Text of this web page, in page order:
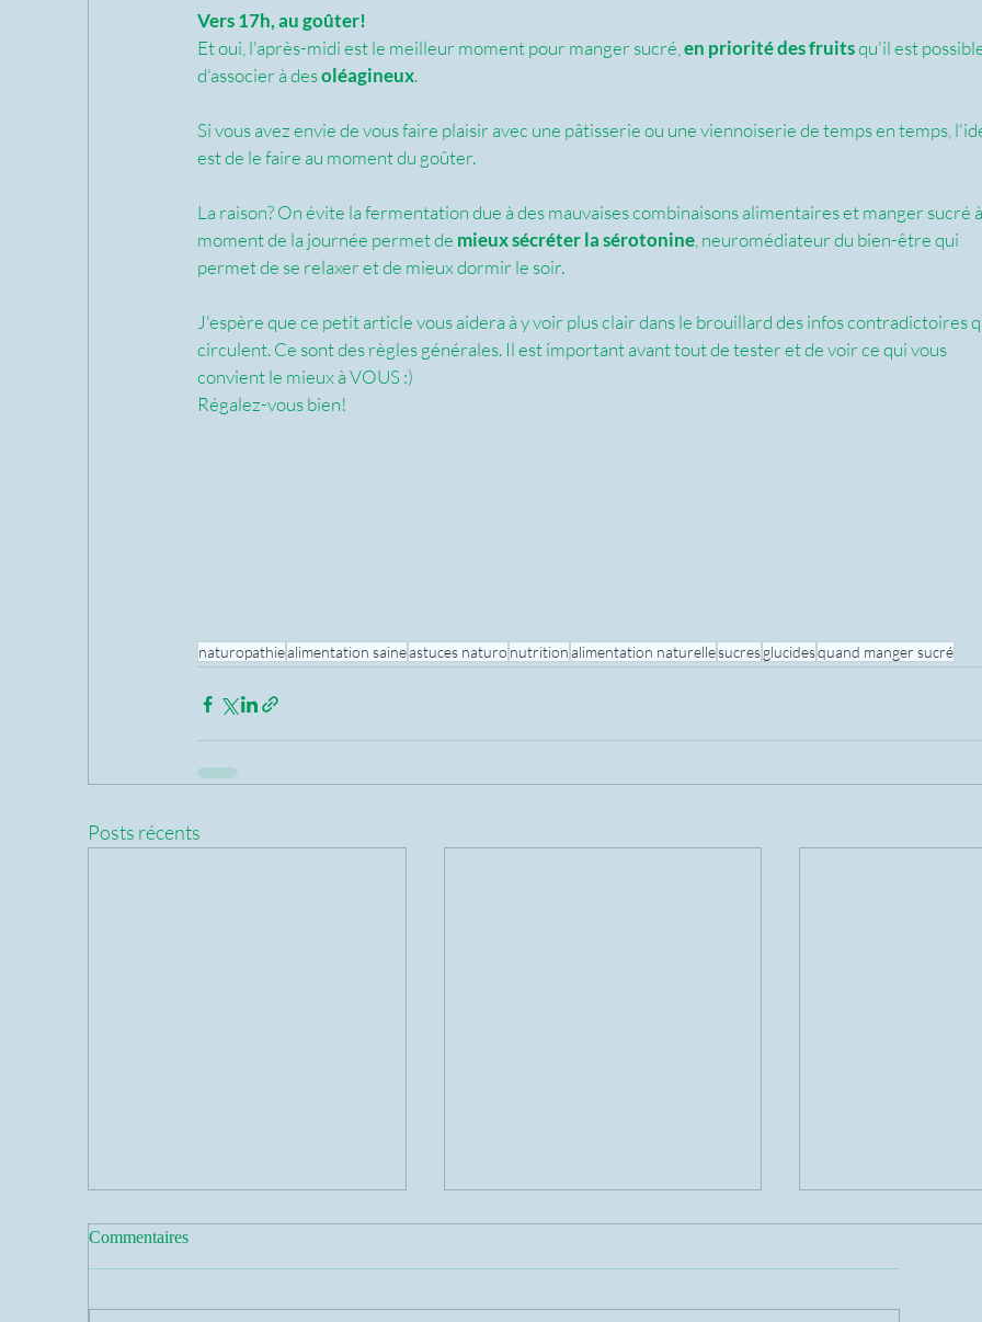
Vers 17h, au goûter!
Et oui, l'après-midi est le meilleur moment pour manger sucré, en priorité des fruits qu'il est
d'associer à des oléagineux.
Si vous avez envie de vous faire plaisir avec une pâtisserie ou une viennoiserie de temps en temps,
est de le faire au moment du goûter.
La raison? On évite la fermentation due à des mauvaises combinaisons alimentaires et manger sucré
moment de la journée permet de mieux sécréter la sérotonine , neuromédiateur du bien-être qui
permet de se relaxer et de mieux dormir le soir.
J'espère que ce petit article vous aidera à y voir plus clair dans le brouillard des infos contradictoires
circulent. Ce sont des règles générales. Il est important avant tout de tester et de voir ce qui vous
convient le mieux à VOUS :)
Régalez-vous bien!
naturopathiealimentation saineastuces naturo nutritionalimentation naturellesucresglucidesquand manger sucré
Posts récents
Commentaires